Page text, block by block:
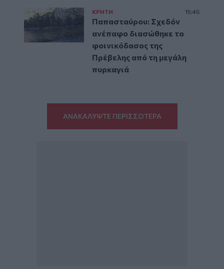
ΚΡΗΤΗ 15:46
Παπασταύρου: Σχεδόν
ανέπαφο διασώθηκε το
φοινικόδασος της
Πρέβελης από τη μεγάλη
πυρκαγιά
ΑΝΑΚΑΛΥΨΤΕ ΠΕΡΙΣΣΟΤΕΡΑ